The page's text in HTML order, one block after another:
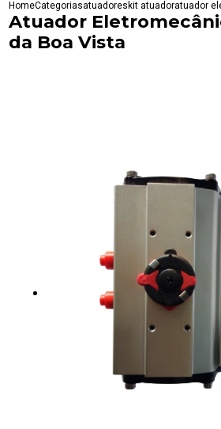
HomeCategoriasatuadores kit atuadoratuador
Atuador
da Boa Vista